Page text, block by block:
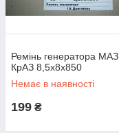
Ремінь генератора МАЗ,
КрАЗ 8,5х8х850
Немає в наявності
199 ₴